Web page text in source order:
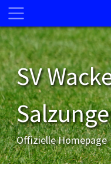
SV
Offizielle Homepage